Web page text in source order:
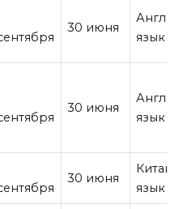
30 июня
язык
30 июня
язык
30 июня
язык